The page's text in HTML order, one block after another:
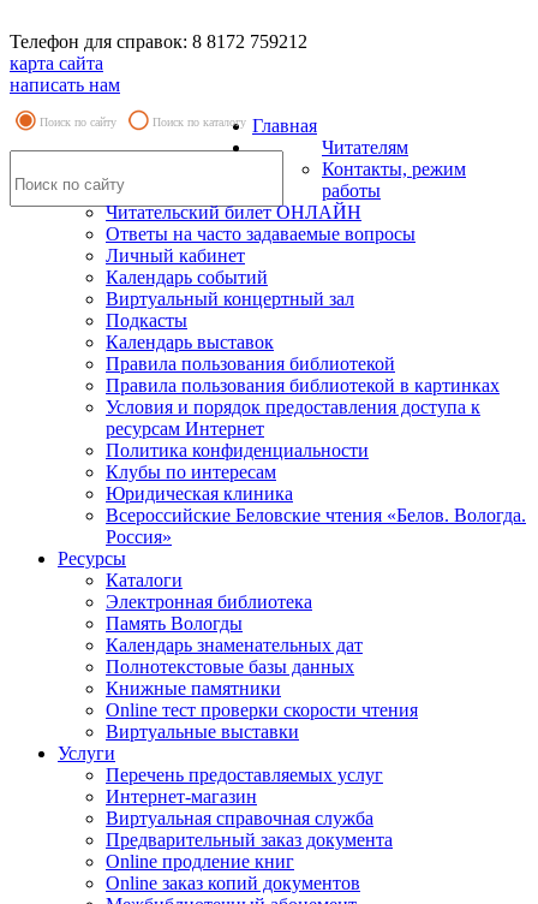
Телефон для справок: 8 8172 759212
карта сайта
написать нам
Поиск по сайту Поиск по каталогу Главная
Читателям
Контакты, режим
работы
Читательский билет ОНЛАЙН
Ответы на часто задаваемые вопросы
Личный кабинет
Календарь событий
Виртуальный концертный зал
Подкасты
Календарь выставок
Правила пользования библиотекой
Правила пользования библиотекой в картинках
Условия и порядок предоставления доступа к
ресурсам Интернет
Политика конфиденциальности
Клубы по интересам
Юридическая клиника
Всероссийские Беловские чтения «Белов. Вологда.
Россия»
Ресурсы
Каталоги
Электронная библиотека
Память Вологды
Календарь знаменательных дат
Полнотекстовые базы данных
Книжные памятники
Online тест проверки скорости чтения
Виртуальные выставки
Услуги
Перечень предоставляемых услуг
Интернет-магазин
Виртуальная справочная служба
Предварительный заказ документа
Online продление книг
Online заказ копий документов